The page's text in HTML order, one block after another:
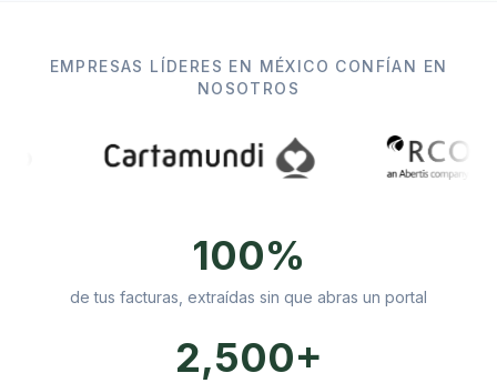
EMPRESAS LÍDERES EN MÉXICO CONFÍAN EN
NOSOTROS
100%
de tus facturas, extraídas sin que abras un portal
2,500+